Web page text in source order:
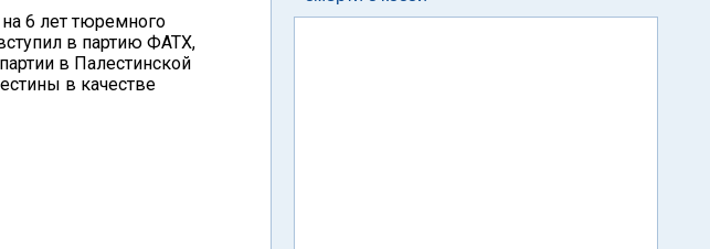
6 лет тюремного
в партию ФАТХ,
в Палестинской
в качестве